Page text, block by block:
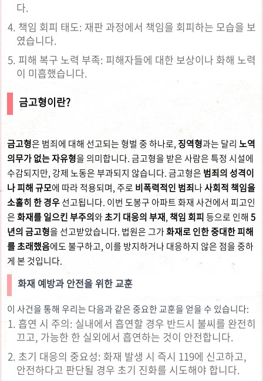
다.
책임 회피 태도: 재판 과정에서 책임을 회피하는 모습을 보
였습니다.
피해 복구 노력 부족: 피해자들에 대한 보상이나 화해 노력
이 미흡했습니다.
금고형이란?
금고형은 범죄에 대해 선고되는 형벌 중 하나로, 징역형과는 달리 노역
의무가 없는 자유형을 의미합니다. 금고형을 받은 사람은 특정 시설에
수감되지만, 강제 노동은 부과되지 않습니다. 금고형은 범죄의 성격이
나 피해 규모에 따라 적용되며, 주로 비폭력적인 범죄나사회적 책임을
소홀히 한 경우선고됩니다. 이번 도봉구 아파트 화재 사건에서 피고인
은화재를 일으킨 부주의와초기 대응의 부재, 책임 회피등으로 인해 5
년의 금고형을 선고받았습니다. 법원은 그가화재로 인한 중대한 피해
를 초래했음에도 불구하고, 이를 방지하거나 대응하지 않은 점을 중하
게 본 것입니다.
화재 예방과 안전을 위한 교훈
이 사건을 통해 우리는 다음과 같은 중요한 교훈을 얻을 수 있습니다:
흡연 시 주의: 실내에서 흡연할 경우 반드시 불씨를 완전히
끄고, 가능한 한 실외에서 흡연하는 것이 안전합니다.
초기 대응의 중요성: 화재 발생 시 즉시 119에 신고하고,
안전하다고 판단될 경우 초기 진화를 시도해야 합니다.